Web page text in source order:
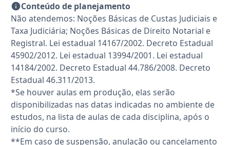
Conteúdo de planejamento
Não atendemos: Noções Básicas de Custas Judiciais e
Taxa Judiciária; Noções Básicas de Direito Notarial e
Registral. Lei estadual 14167/2002. Decreto Estadual
45902/2012. Lei estadual 13994/2001. Lei estadual
14184/2002. Decreto Estadual 44.786/2008. Decreto
Estadual 46.311/2013.
*Se houver aulas em produção, elas serão
disponibilizadas nas datas indicadas no ambiente de
estudos, na lista de aulas de cada disciplina, após o
início do curso.
**Em caso de suspensão, anulação ou cancelamento